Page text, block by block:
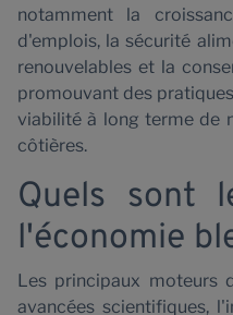
notamment la
d'emplois, la sécurité
renouvelables et la
promouvant des
viabilité à long terme de
côtières.
Quels sont
l'économie
Les principaux moteurs
avancées scientifiques,